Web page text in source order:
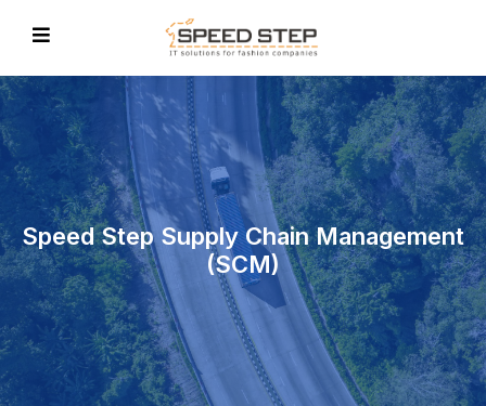
Speed Step Supply Chain Management
(SCM)